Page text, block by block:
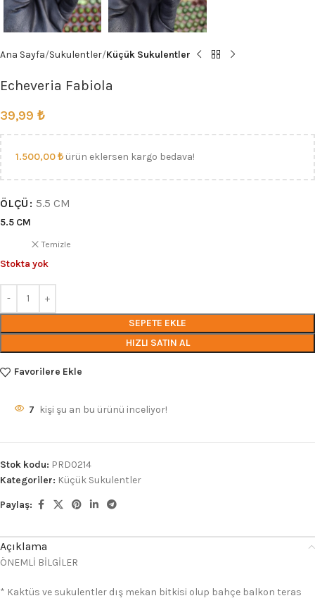
Ana Sayfa Sukulentler Küçük Sukulentler
Echeveria Fabiola
39,99 ₺
1.500,00₺ ürün eklersen kargo bedava!
ÖLÇÜ 5.5 CM
5.5 CM
Temizle
Stokta yok
SEPETE EKLE
HIZLI SATIN AL
Favorilere Ekle
7 kişi şu an bu ürünü inceliyor!
Stok kodu: PRD0214
Kategoriler: Küçük Sukulentler
Paylaş:
Açıklama
ÖNEMLİ BİLGİLER
* Kaktüs ve sukulentler dış mekan bitkisi olup bahçe balkon teras